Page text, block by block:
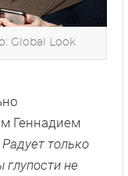
Global Look
Геннадием
только
не